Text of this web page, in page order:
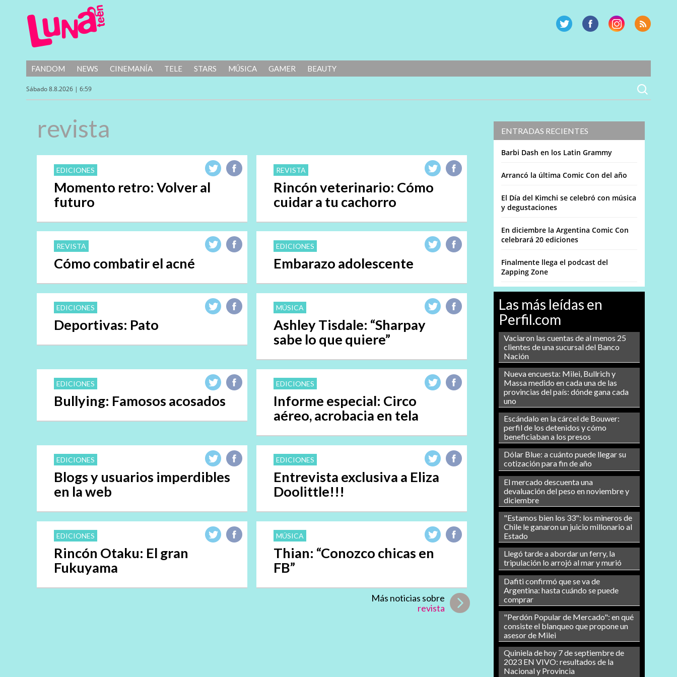
FANDOM NEWS CINEMANÍA TELE STARS MÚSICA GAMER BEAUTY
Sábado 8.8.2026 | 6:59
ENTRADAS RECIENTES
Barbi Dash en los Latin Grammy
Arrancó la última Comic Con del año
El Día del Kimchi se celebró con música
y degustaciones
En diciembre la Argentina Comic Con
celebrará 20 ediciones
Finalmente llega el podcast del
Zapping Zone
Las más leídas en
Perfil.com
Vaciaron las cuentas de al menos 25
clientes de una sucursal del Banco
Nación
Nueva encuesta: Milei, Bullrich y
Massa medido en cada una de las
provincias del país: dónde gana cada
uno
Escándalo en la cárcel de Bouwer:
perfil de los detenidos y cómo
beneficiaban a los presos
Dólar Blue: a cuánto puede llegar su
cotización para fin de año
El mercado descuenta una
devaluación del peso en noviembre y
diciembre
"Estamos bien los 33": los mineros de
Chile le ganaron un juicio millonario al
Estado
Llegó tarde a abordar un ferry, la
tripulación lo arrojó al mar y murió
Dafiti confirmó que se va de
Argentina: hasta cuándo se puede
comprar
"Perdón Popular de Mercado": en qué
consiste el blanqueo que propone un
asesor de Milei
Quiniela de hoy 7 de septiembre de
2023 EN VIVO: resultados de la
Nacional y Provincia
revista
EDICIONES
Momento retro: Volver al
futuro
REVISTA
Rincón veterinario: Cómo
cuidar a tu cachorro
REVISTA
Cómo combatir el acné
EDICIONES
Embarazo adolescente
EDICIONES
Deportivas: Pato
MÚSICA
Ashley Tisdale: “Sharpay
sabe lo que quiere”
EDICIONES
Bullying: Famosos acosados
EDICIONES
Informe especial: Circo
aéreo, acrobacia en tela
EDICIONES
Blogs y usuarios imperdibles
en la web
EDICIONES
Entrevista exclusiva a Eliza
Doolittle!!!
EDICIONES
Rincón Otaku: El gran
Fukuyama
MÚSICA
Thian: “Conozco chicas en
FB”
Más noticias sobre
revista